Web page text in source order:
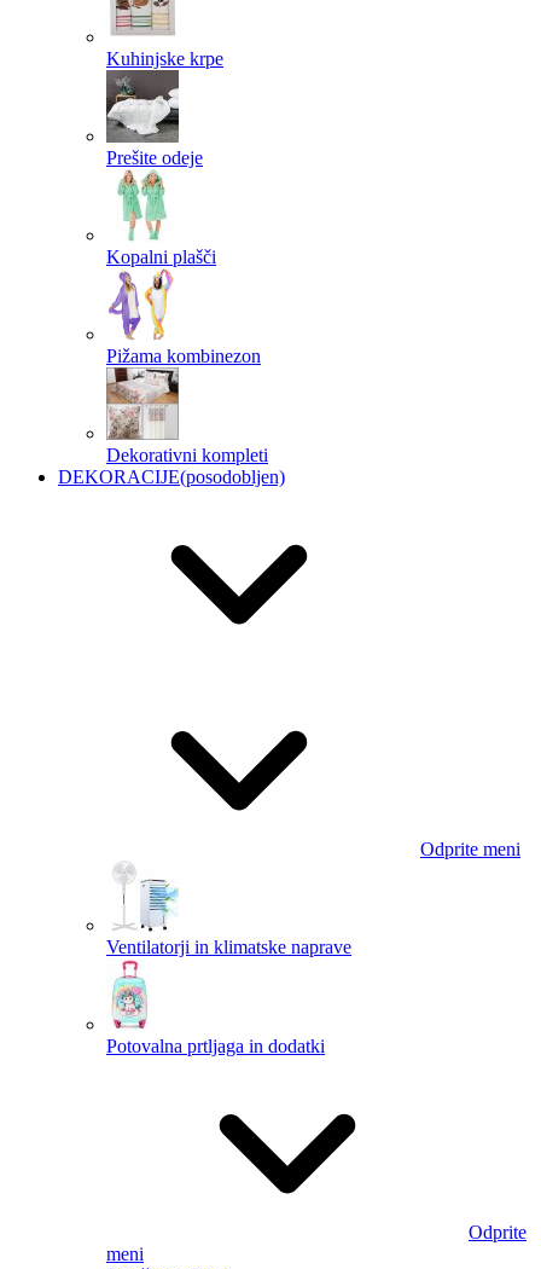
Kuhinjske krpe
Prešite odeje
Kopalni plašči
Pižama kombinezon
Dekorativni kompleti
DEKORACIJE(posodobljen)
Odprite meni
Ventilatorji in klimatske naprave
Potovalna prtljaga in dodatki
Odprite
meni